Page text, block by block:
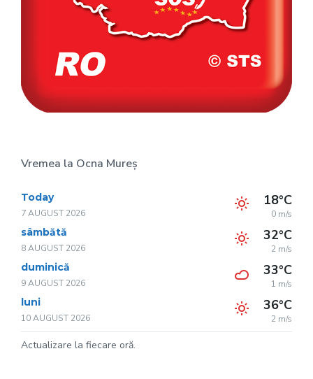
Vremea la Ocna Mureș
Today
7 AUGUST 2026
18°C
0 m/s
sâmbătă
8 AUGUST 2026
32°C
2 m/s
duminică
9 AUGUST 2026
33°C
1 m/s
luni
10 AUGUST 2026
36°C
2 m/s
Actualizare la fiecare oră.